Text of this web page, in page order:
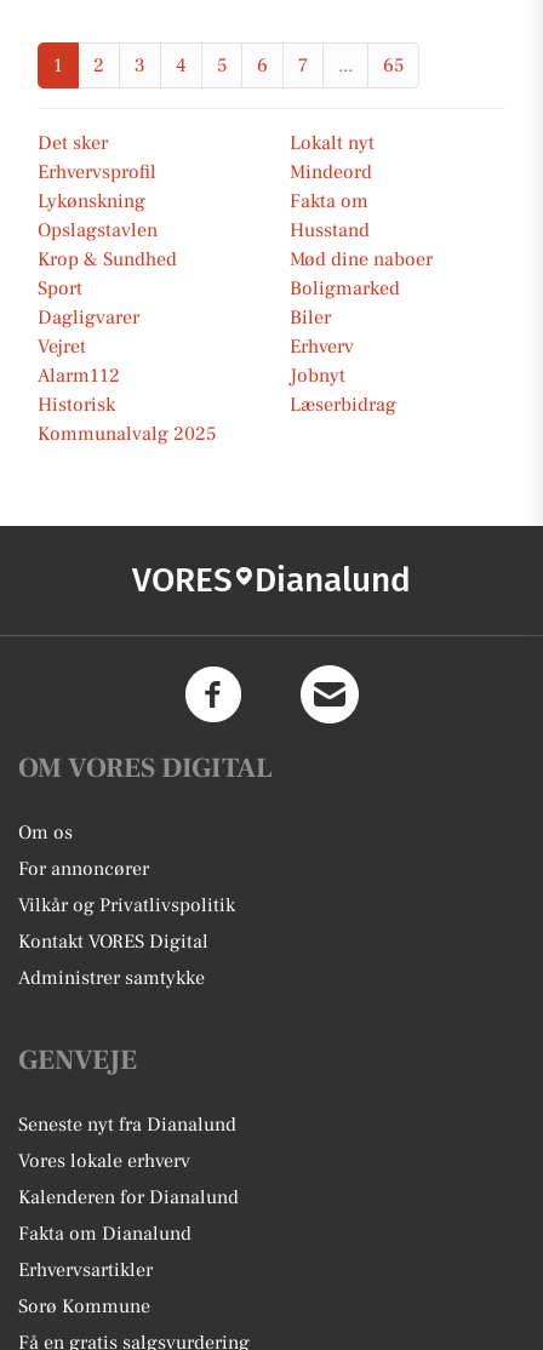
1 2 3 4 5 6 7 ... 65
Det sker
Lokalt nyt
Erhvervsprofil
Mindeord
Lykønskning
Fakta om
Opslagstavlen
Husstand
Krop & Sundhed
Mød dine naboer
Sport
Boligmarked
Dagligvarer
Biler
Vejret
Erhverv
Alarm112
Jobnyt
Historisk
Læserbidrag
Kommunalvalg 2025
VORES Dianalund
OM VORES DIGITAL
Om os
For annoncører
Vilkår og Privatlivspolitik
Kontakt VORES Digital
Administrer samtykke
GENVEJE
Seneste nyt fra Dianalund
Vores lokale erhverv
Kalenderen for Dianalund
Fakta om Dianalund
Erhvervsartikler
Sorø Kommune
Få en gratis salgsvurdering